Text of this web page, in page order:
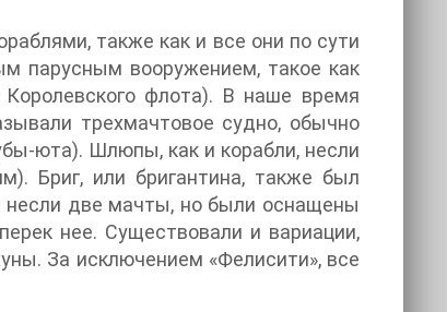
также как и все они по сути
парусным вооружением, такое как
флота). В наше время
трехмачтовое судно, обычно
юта). Шлюпы, как и корабли, несли
Бриг, или бригантина, также был
две мачты, но были оснащены
нее. Существовали и вариации,
За исключением «Фелисити», все